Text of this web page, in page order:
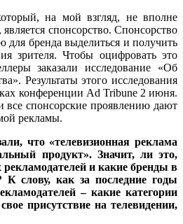
на мой взгляд, не вполне
спонсорство. Спонсорство
для бренда выделиться и получить
зрителя. Чтобы оцифровать это
заказали исследование «Об
Результаты этого исследования
конференции Ad Tribune 2 июня.
спонсорские проявлению дают
рекламы.
что «телевизионная реклама
продукт». Значит, ли это,
и какие бренды в
К слову, как за последние годы
– какие категории
присутствие на телевидении,